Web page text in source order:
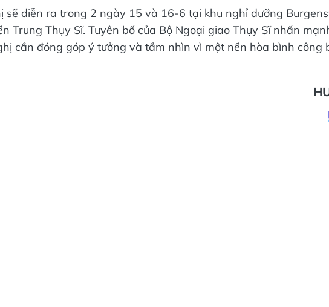
sẽ diễn ra trong 2 ngày 15 và 16-6 tại khu nghỉ dưỡng
Trung Thụy Sĩ. Tuyên bố của Bộ Ngoại giao Thụy Sĩ nhấn
cần đóng góp ý tưởng và tầm nhìn vì một nền hòa bình công